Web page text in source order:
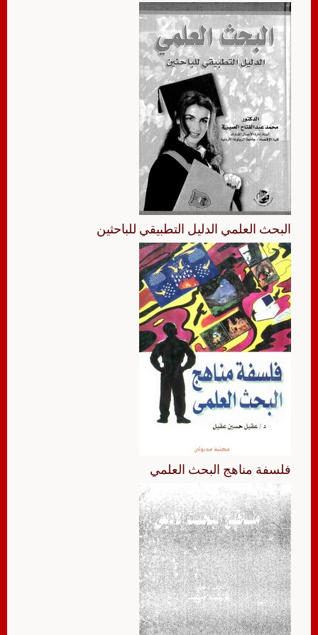
البحث العلمي الدليل التطبيقي للباحثين
فلسفة مناهج البحث العلمي